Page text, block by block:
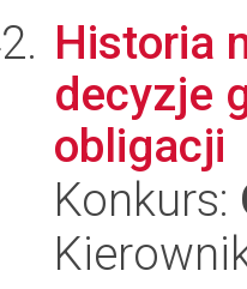
Historia
decyzje
obligacji
Konkurs: